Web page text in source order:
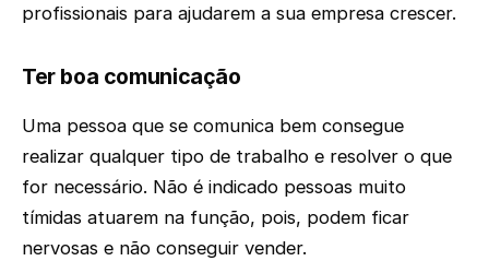
profissionais para ajudarem a sua empresa crescer.
Ter boa comunicação
Uma pessoa que se comunica bem consegue
realizar qualquer tipo de trabalho e resolver o que
for necessário. Não é indicado pessoas muito
tímidas atuarem na função, pois, podem ficar
nervosas e não conseguir vender.